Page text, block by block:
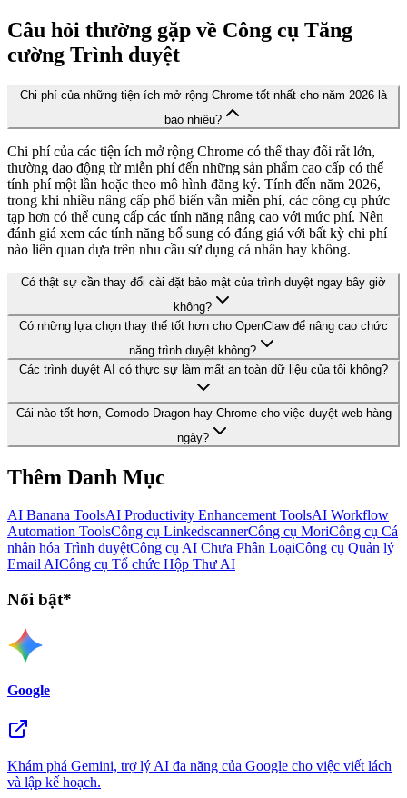
Câu hỏi thường gặp về Công cụ Tăng
cường Trình duyệt
Chi phí của những tiện ích mở rộng Chrome tốt nhất cho năm 2026 là
bao nhiêu?
Chi phí của các tiện ích mở rộng Chrome có thể thay đổi rất lớn,
thường dao động từ miễn phí đến những sản phẩm cao cấp có thể
tính phí một lần hoặc theo mô hình đăng ký. Tính đến năm 2026,
trong khi nhiều nâng cấp phổ biến vẫn miễn phí, các công cụ phức
tạp hơn có thể cung cấp các tính năng nâng cao với mức phí. Nên
đánh giá xem các tính năng bổ sung có đáng giá với bất kỳ chi phí
nào liên quan dựa trên nhu cầu sử dụng cá nhân hay không.
Có thật sự cần thay đổi cài đặt bảo mật của trình duyệt ngay bây giờ
không?
Có những lựa chọn thay thế tốt hơn cho OpenClaw để nâng cao chức
năng trình duyệt không?
Các trình duyệt AI có thực sự làm mất an toàn dữ liệu của tôi không?
Cái nào tốt hơn, Comodo Dragon hay Chrome cho việc duyệt web hàng
ngày?
Thêm Danh Mục
AI Banana ToolsAI Productivity Enhancement ToolsAI Workflow
Automation ToolsCông cụ LinkedscannerCông cụ MoriCông cụ Cá
nhân hóa Trình duyệtCông cụ AI Chưa Phân LoạiCông cụ Quản lý
Email AICông cụ Tổ chức Hộp Thư AI
Nổi bật*
Google
Khám phá Gemini, trợ lý AI đa năng của Google cho việc viết lách
và lập kế hoạch.